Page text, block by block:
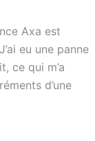
Axa est
eu une panne
ce qui m’a
d’une